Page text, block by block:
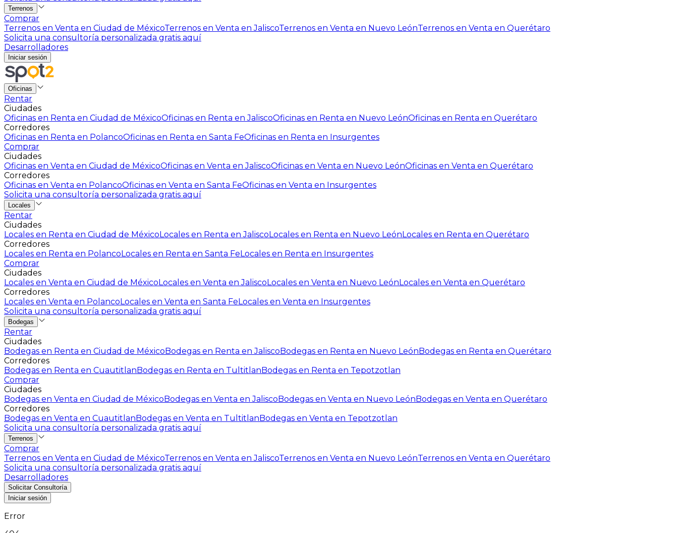
Terrenos
Comprar
Terrenos en Venta en Ciudad de MéxicoTerrenos en Venta en JaliscoTerrenos en Venta en Nuevo LeónTerrenos en Venta en Querétaro
Solicita una consultoría personalizada gratis aquí
Desarrolladores
Iniciar sesión
Oficinas
Rentar
Ciudades
Oficinas en Renta en Ciudad de MéxicoOficinas en Renta en JaliscoOficinas en Renta en Nuevo LeónOficinas en Renta en Querétaro
Corredores
Oficinas en Renta en PolancoOficinas en Renta en Santa FeOficinas en Renta en Insurgentes
Comprar
Ciudades
Oficinas en Venta en Ciudad de MéxicoOficinas en Venta en JaliscoOficinas en Venta en Nuevo LeónOficinas en Venta en Querétaro
Corredores
Oficinas en Venta en PolancoOficinas en Venta en Santa FeOficinas en Venta en Insurgentes
Solicita una consultoría personalizada gratis aquí
Locales
Rentar
Ciudades
Locales en Renta en Ciudad de MéxicoLocales en Renta en JaliscoLocales en Renta en Nuevo LeónLocales en Renta en Querétaro
Corredores
Locales en Renta en PolancoLocales en Renta en Santa FeLocales en Renta en Insurgentes
Comprar
Ciudades
Locales en Venta en Ciudad de MéxicoLocales en Venta en JaliscoLocales en Venta en Nuevo LeónLocales en Venta en Querétaro
Corredores
Locales en Venta en PolancoLocales en Venta en Santa FeLocales en Venta en Insurgentes
Solicita una consultoría personalizada gratis aquí
Bodegas
Rentar
Ciudades
Bodegas en Renta en Ciudad de MéxicoBodegas en Renta en JaliscoBodegas en Renta en Nuevo LeónBodegas en Renta en Querétaro
Corredores
Bodegas en Renta en CuautitlanBodegas en Renta en TultitlanBodegas en Renta en Tepotzotlan
Comprar
Ciudades
Bodegas en Venta en Ciudad de MéxicoBodegas en Venta en JaliscoBodegas en Venta en Nuevo LeónBodegas en Venta en Querétaro
Corredores
Bodegas en Venta en CuautitlanBodegas en Venta en TultitlanBodegas en Venta en Tepotzotlan
Solicita una consultoría personalizada gratis aquí
Terrenos
Comprar
Terrenos en Venta en Ciudad de MéxicoTerrenos en Venta en JaliscoTerrenos en Venta en Nuevo LeónTerrenos en Venta en Querétaro
Solicita una consultoría personalizada gratis aquí
Desarrolladores
Solicitar Consultoría
Iniciar sesión
Error